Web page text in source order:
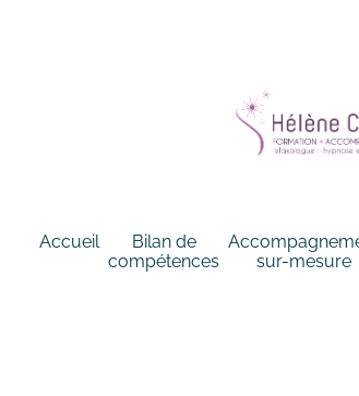
Accueil
Bilan de
compétences
sur-mesure